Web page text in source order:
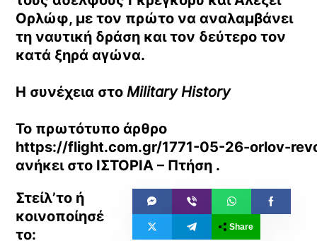
Ορλώφ, με τον πρώτο να αναλαμβάνει
τη ναυτική δράση και τον δεύτερο τον
κατά ξηρά αγώνα.
Η συνέχεια στοMilitary History
Το πρωτότυπο άρθρο
https://flight.com.gr/1771-05-26-orlov-
ανήκει στο ΙΣΤΟΡΙΑ – Πτήση .
Share